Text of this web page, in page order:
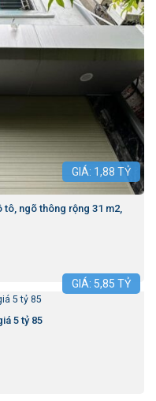
GIÁ: 1,88 TỶ
tô, ngõ thông rộng 31 m2,
GIÁ: 5,85 TỶ
5 tỷ 85